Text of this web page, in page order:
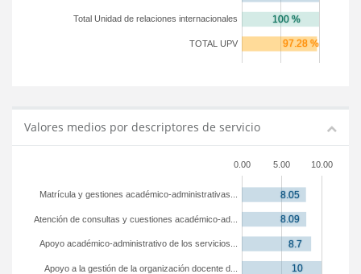
TOTAL UPV
Total Unidad de relaciones internacionales
Valores medios por descriptores de servicio
0.00 5.00 10.00
Apoyo a la gestión de la organización docente d...
Apoyo académico-administrativo de los servicios...
Atención de consultas y cuestiones académico-ad...
Matrícula y gestiones académico-administrativas...